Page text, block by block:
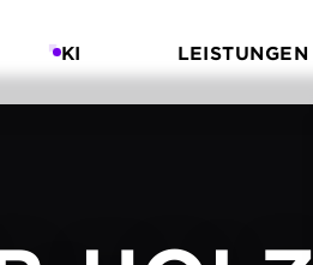
KI
Untermenü öffnen
LEISTUNGEN